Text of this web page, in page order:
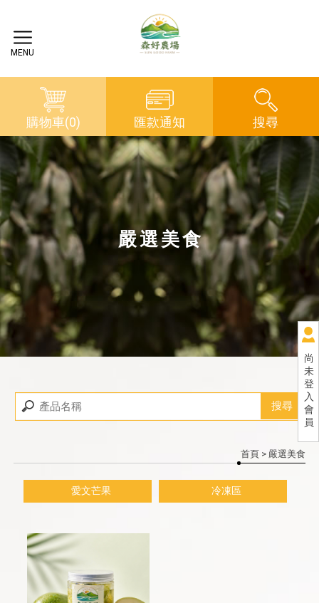
尚
未
登
入
會
員
購物車(0) 匯款通知 搜尋
嚴選美食
首頁 > 嚴選美食
愛文芒果 冷凍區